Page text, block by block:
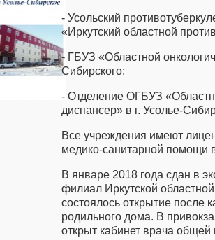
- Усольский
«Иркутский областной
- ГБУЗ «Областной
Сибирского;
- Отделение ОГБУЗ
диспансер» в г. Усолье-
Все учреждения имеют
медико-санитарной помощи
В январе 2018 года сдан в
филиал Иркутской
состоялось открытие после
родильного дома. В
открыт кабинет врача общей